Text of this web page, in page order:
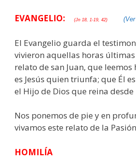
EVANGELIO: (Jn 18, 1-19, 42)
El Evangelio guarda el
vivieron aquellas horas últimas
relato de san Juan, que
es Jesús quien triunfa; que Él
el Hijo de Dios que reina desde
Nos ponemos de pie y en
vivamos este relato de la
HOMILÍA